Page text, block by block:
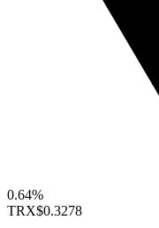
0.64%
TRX$0.3278